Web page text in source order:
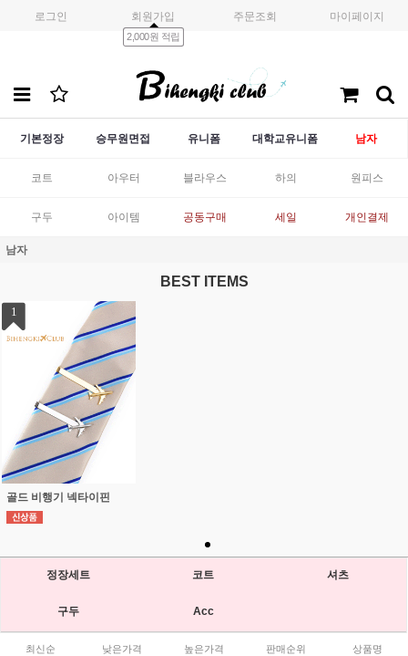
로그인 회원가입
2,000원 적립
주문조회 마이페이지
기본정장 승무원면접 유니폼 대학교유니폼 남자
코트 아우터 블라우스 하의 원피스
구두 아이템 공동구매 세일 개인결제
남자
BEST ITEMS
1
골드 비행기 넥타이핀
정장세트 코트 셔츠
구두 Acc
최신순 낮은가격 높은가격 판매순위 상품명